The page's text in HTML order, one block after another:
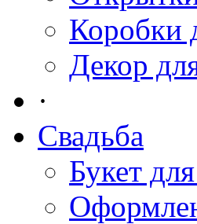
Коробки
Декор
·
Свадьба
Букет